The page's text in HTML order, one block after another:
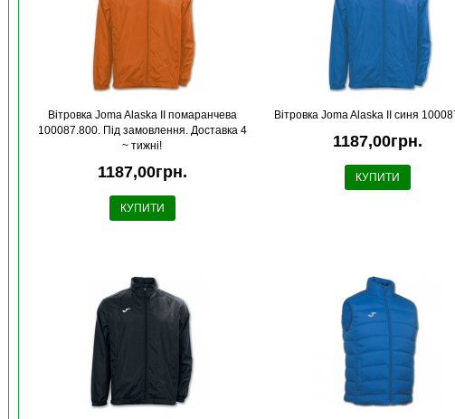
Вітровка Joma Alaska II помаранчева
100087.800. Під замовлення. Доставка 4
~ тижні!
1187,00грн.
КУПИТИ
Вітровка Joma Alaska II синя
1187,00грн.
КУПИТИ